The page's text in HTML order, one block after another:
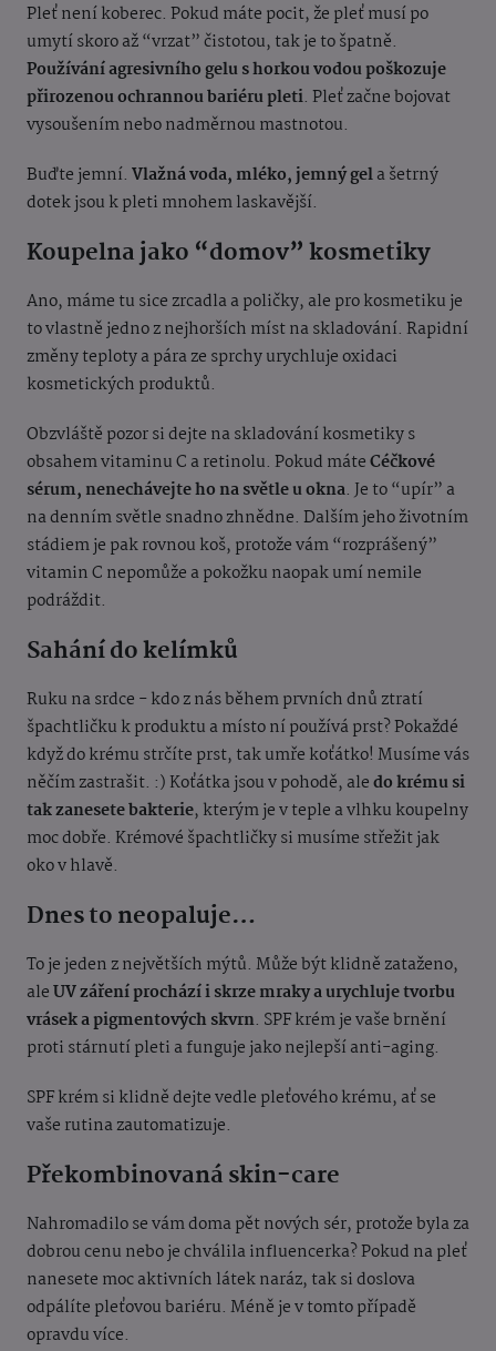
Pleť není koberec. Pokud máte pocit, že pleť musí po
umytí skoro až “vrzat” čistotou, tak je to špatně.
Používání agresivního gelu s horkou vodou poškozuje
přirozenou ochrannou bariéru pleti. Pleť začne bojovat
vysoušením nebo nadměrnou mastnotou.
Buďte jemní. Vlažná voda, mléko, jemný gela šetrný
dotek jsou k pleti mnohem laskavější.
Koupelna jako “domov” kosmetiky
Ano, máme tu sice zrcadla a poličky, ale pro kosmetiku je
to vlastně jedno z nejhorších míst na skladování. Rapidní
změny teploty a pára ze sprchy urychluje oxidaci
kosmetických produktů.
Obzvláště pozor si dejte na skladování kosmetiky s
obsahem vitaminu C a retinolu. Pokud máteCéčkové
sérum, nenechávejte ho na světle u okna. Je to “upír” a
na denním světle snadno zhnědne. Dalším jeho životním
stádiem je pak rovnou koš, protože vám “rozprášený”
vitamin C nepomůže a pokožku naopak umí nemile
podráždit.
Sahání do kelímků
Ruku na srdce - kdo z nás během prvních dnů ztratí
špachtličku k produktu a místo ní používá prst? Pokaždé
když do krému strčíte prst, tak umře koťátko! Musíme vás
něčím zastrašit. :) Koťátka jsou v pohodě, aledo krému si
tak zanesete bakterie, kterým je v teple a vlhku koupelny
moc dobře. Krémové špachtličky si musíme střežit jak
oko v hlavě.
Dnes to neopaluje…
To je jeden z největších mýtů. Může být klidně zataženo,
aleUV záření prochází i skrze mraky a urychluje tvorbu
vrásek a pigmentových skvrn. SPF krém je vaše brnění
proti stárnutí pleti a funguje jako nejlepší anti-aging.
SPF krém si klidně dejte vedle pleťového krému, ať se
vaše rutina zautomatizuje.
Překombinovaná skin-care
Nahromadilo se vám doma pět nových sér, protože byla za
dobrou cenu nebo je chválila influencerka? Pokud na pleť
nanesete moc aktivních látek naráz, tak si doslova
odpálíte pleťovou bariéru. Méně je v tomto případě
opravdu více.